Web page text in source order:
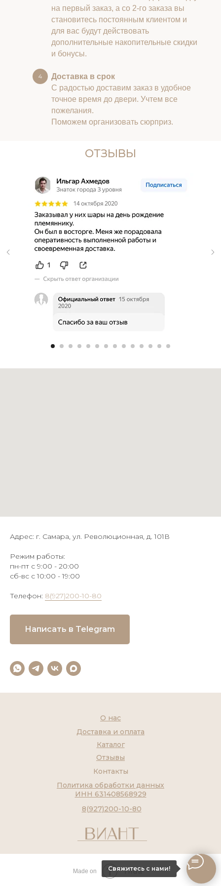
Свяжитесь с нами!
на первый заказ, а со 2-го заказа вы
становитесь постоянным клиентом и
для вас будут действовать
дополнительные накопительные скидки
и бонусы.
Доставка в срок
С радостью доставим заказ в удобное
точное время до двери. Учтем все
пожелания.
Поможем организовать сюрприз.
ОТЗЫВЫ
Адрес: г. Самара, ул. Революционная, д. 101В
Режим работы:
пн-пт с 9:00 - 20:00
сб-вс с 10:00 - 19:00
Телефон: 8(927)200-10-80
Написать в Telegram
Контакты
8(927)200-10-80
Каталог
О нас
Доставка и оплата
Отзывы
Политика обработки данных
ИНН 631408568929
Made on Tilda